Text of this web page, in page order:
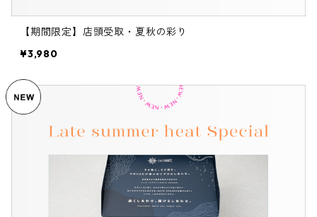
【期間限定】店頭受取・夏秋の彩り
¥3,980